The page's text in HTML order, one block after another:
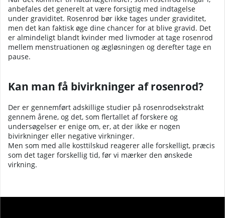
anbefales det generelt at være forsigtig med indtagelse
under graviditet. Rosenrod bør ikke tages under graviditet,
men det kan faktisk øge dine chancer for at blive gravid. Det
er almindeligt blandt kvinder med livmoder at tage rosenrod
mellem menstruationen og ægløsningen og derefter tage en
pause.
Kan man få bivirkninger af rosenrod?
Der er gennemført adskillige studier på rosenrodsekstrakt
gennem årene, og det, som flertallet af forskere og
undersøgelser er enige om, er, at der ikke er nogen
bivirkninger eller negative virkninger.
Men som med alle kosttilskud reagerer alle forskelligt, præcis
som det tager forskellig tid, før vi mærker den ønskede
virkning.